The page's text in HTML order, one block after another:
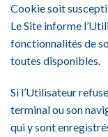
Cookie soit
Le Site informe
fonctionnalités de
toutes disponibles.
Si l’Utilisateur
terminal ou son
qui y sont